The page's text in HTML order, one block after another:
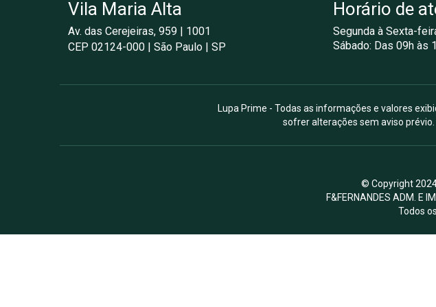
Vila Maria Alta
Av. das Cerejeiras, 959 | 1001
CEP 02124-000 | São Paulo | SP
Horário de
Segunda à Sexta-
Sábado: Das 09h às
Lupa Prime - Todas as informações e valores
sofrer alterações sem aviso
© Copyright
F&FERNANDES ADM. E
Todos